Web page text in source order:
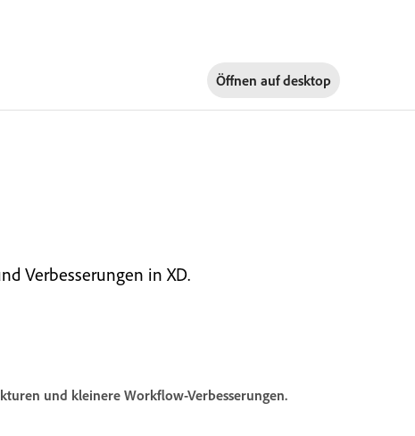
Öffnen aufdesktop
Verbesserungen in XD.
und kleinere Workflow-Verbesserungen.